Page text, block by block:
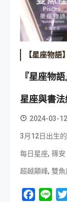
【星座物語】
『星座物
星座與書
2024-03-12
3月12日出生
每日星座, 篠安
超越顛峰, 雙魚
Facebook
Line